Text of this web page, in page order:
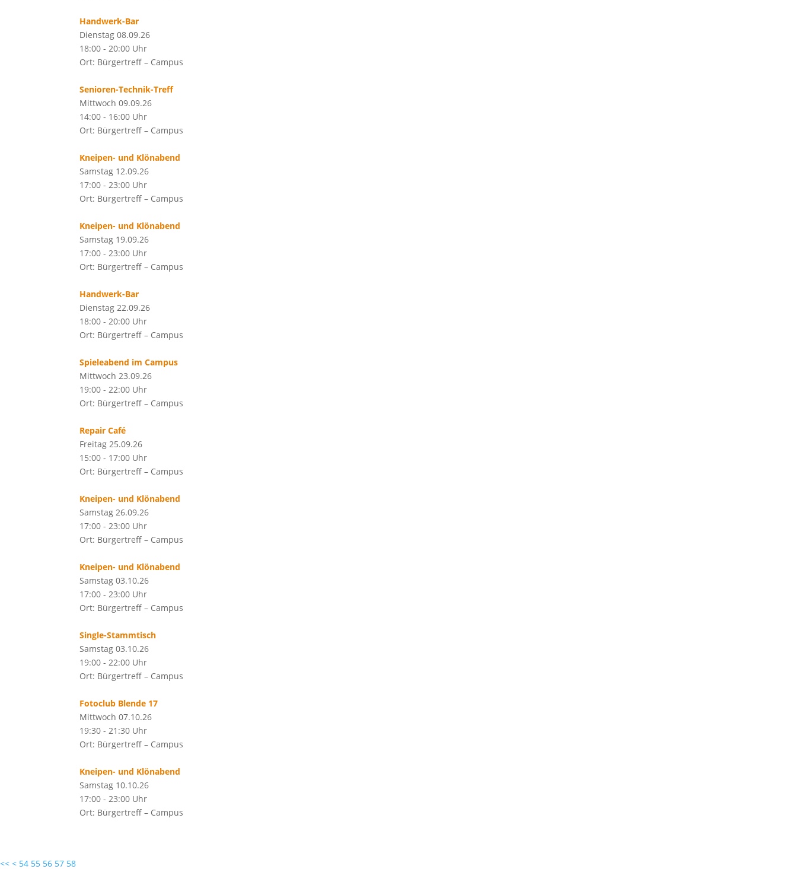
Handwerk-Bar
Dienstag 08.09.26
18:00 - 20:00 Uhr
Ort: Bürgertreff – Campus
Senioren-Technik-Treff
Mittwoch 09.09.26
14:00 - 16:00 Uhr
Ort: Bürgertreff – Campus
Kneipen- und Klönabend
Samstag 12.09.26
17:00 - 23:00 Uhr
Ort: Bürgertreff – Campus
Kneipen- und Klönabend
Samstag 19.09.26
17:00 - 23:00 Uhr
Ort: Bürgertreff – Campus
Handwerk-Bar
Dienstag 22.09.26
18:00 - 20:00 Uhr
Ort: Bürgertreff – Campus
Spieleabend im Campus
Mittwoch 23.09.26
19:00 - 22:00 Uhr
Ort: Bürgertreff – Campus
Repair Café
Freitag 25.09.26
15:00 - 17:00 Uhr
Ort: Bürgertreff – Campus
Kneipen- und Klönabend
Samstag 26.09.26
17:00 - 23:00 Uhr
Ort: Bürgertreff – Campus
Kneipen- und Klönabend
Samstag 03.10.26
17:00 - 23:00 Uhr
Ort: Bürgertreff – Campus
Single-Stammtisch
Samstag 03.10.26
19:00 - 22:00 Uhr
Ort: Bürgertreff – Campus
Fotoclub Blende 17
Mittwoch 07.10.26
19:30 - 21:30 Uhr
Ort: Bürgertreff – Campus
Kneipen- und Klönabend
Samstag 10.10.26
17:00 - 23:00 Uhr
Ort: Bürgertreff – Campus
<< < 54 55 56 57 58